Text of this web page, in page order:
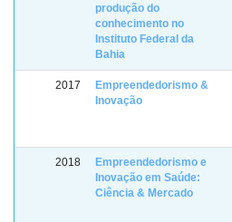
produção do
conhecimento no
Instituto Federal da
Bahia
2017
Empreendedorismo &
Inovação
2018
Empreendedorismo e
Inovação em Saúde:
Ciência & Mercado